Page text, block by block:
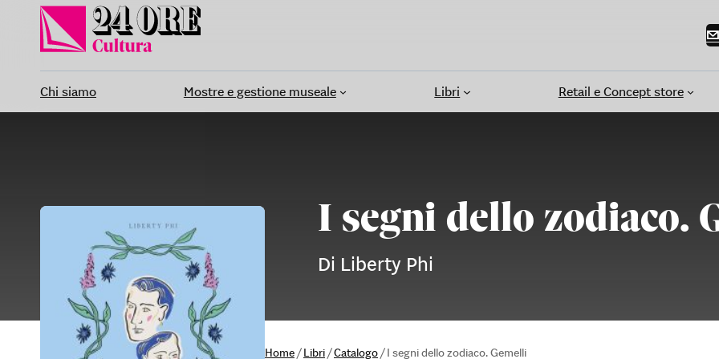
contenuto
Chi siamo Mostre e gestione museale Libri Retail e Concept store
I segni dello zodiaco.
Di Liberty Phi
Home/Libri/Catalogo/I segni dello zodiaco. Gemelli